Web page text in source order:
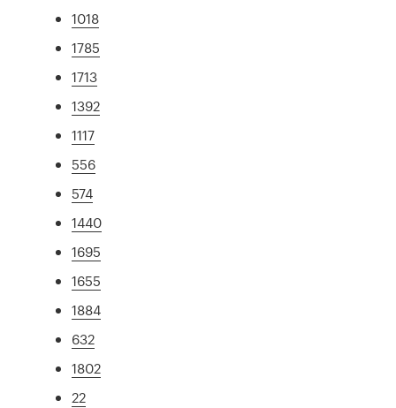
1018
1785
1713
1392
1117
556
574
1440
1695
1655
1884
632
1802
22